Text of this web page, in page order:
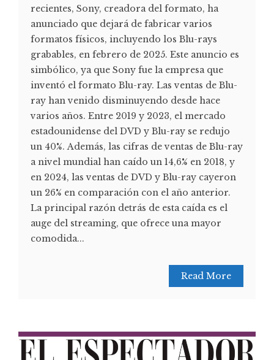
recientes, Sony, creadora del formato, ha
anunciado que dejará de fabricar varios
formatos físicos, incluyendo los Blu-rays
grabables, en febrero de 2025. Este anuncio es
simbólico, ya que Sony fue la empresa que
inventó el formato Blu-ray. Las ventas de Blu-
ray han venido disminuyendo desde hace
varios años. Entre 2019 y 2023, el mercado
estadounidense del DVD y Blu-ray se redujo
un 40%. Además, las cifras de ventas de Blu-ray
a nivel mundial han caído un 14,6% en 2018, y
en 2024, las ventas de DVD y Blu-ray cayeron
un 26% en comparación con el año anterior.
La principal razón detrás de esta caída es el
auge del streaming, que ofrece una mayor
comodida...
Read More